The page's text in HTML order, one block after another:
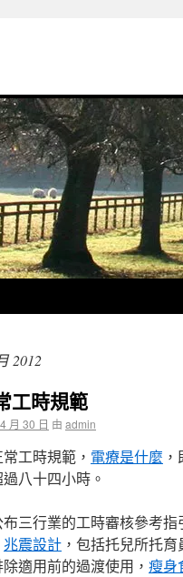
2012
工時規範
月 30 日 由 admin
工時規範， 電療是什麼
八十四小時。
三行業的工時審核參考指
兆震設計 ，包括托兒所托
除適用前的過渡使用， 瘦身